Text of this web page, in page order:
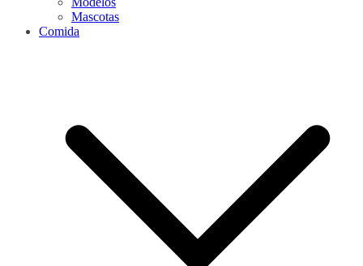
Mascotas
Comida